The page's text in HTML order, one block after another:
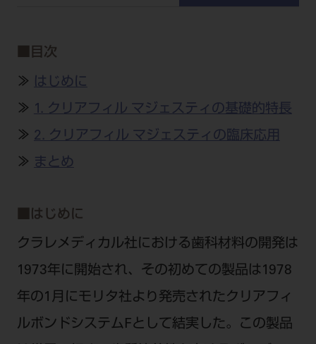
■目次
≫
はじめに
≫ 1. クリアフィル マジェスティの基礎的特長
≫ 2. クリアフィル マジェスティの臨床応用
≫ まとめ
はじめに
クラレメディカル社における歯科材料の開発は
1973年に開始され、その初めての製品は1978
年の1月にモリタ社より発売されたクリアフィ
ルボンドシステムFとして結実した。この製品
CADデータ
中古医療機器
モリタ友の会無料会員登録
お客様の声への取り組み
商品感動体験
モリタ関連イベント
学会・研究会
物件エリア調査
DENTAL OFFICE セレクション
高齢者歯科・訪問診療 製品情報
pd style
はじめての方へ
pdとは
院内ツアー
ビデオライブラリー
DMR（ディーエムアール）
ニュース
SNS
公式SNS一覧
ビバリーくんLINEスタンプ
ショールーム
全国のショールーム
宮城
東京
愛知
大阪
京都
Dental Plaza Tokyo
MDSC
見学予約